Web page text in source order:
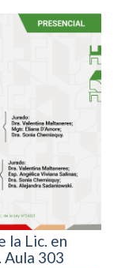
la Lic. en
Aula 303